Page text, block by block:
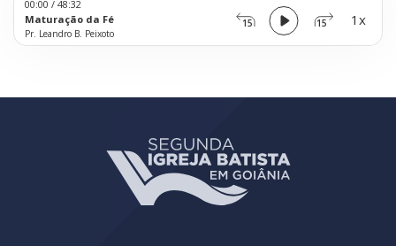
Maturação da Fé
Pr. Leandro B. Peixoto
Player
15 15
00:00 / 48:32
1x